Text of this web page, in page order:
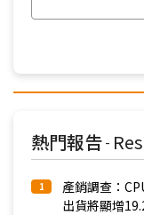
熱門報告 -
1
產銷調查：
出貨將顯增